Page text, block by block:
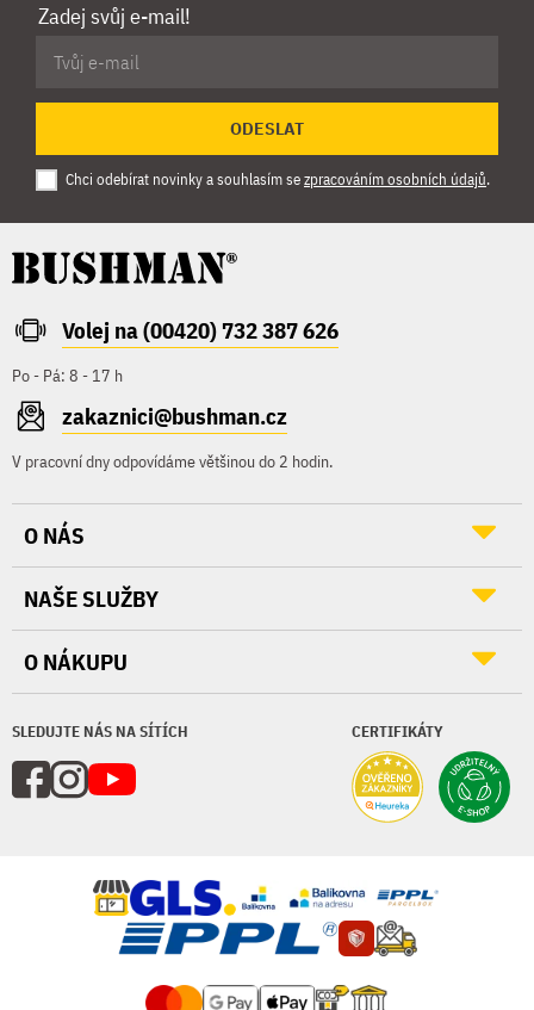
Zadej svůj e-mail!
ODESLAT
Chci odebírat novinky a souhlasím sezpracováním osobních údajů.
Volej na (00420) 732 387 626
Po - Pá: 8 - 17 h
zakaznici@bushman.cz
V pracovní dny odpovídáme většinou do 2 hodin.
SLEDUJTE NÁS NA SÍTÍCH CERTIFIKÁTY
O NÁS
NAŠE SLUŽBY
O NÁKUPU